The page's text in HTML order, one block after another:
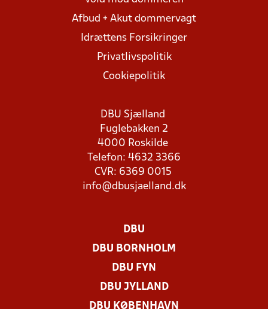
Afbud + Akut dommervagt
Idrættens Forsikringer
Privatlivspolitik
Cookiepolitik
DBU Sjælland
Fuglebakken 2
4000 Roskilde
Telefon: 4632 3366
CVR: 6369 0015
info@dbusjaelland.dk
DBU
DBU BORNHOLM
DBU FYN
DBU JYLLAND
DBU KØBENHAVN